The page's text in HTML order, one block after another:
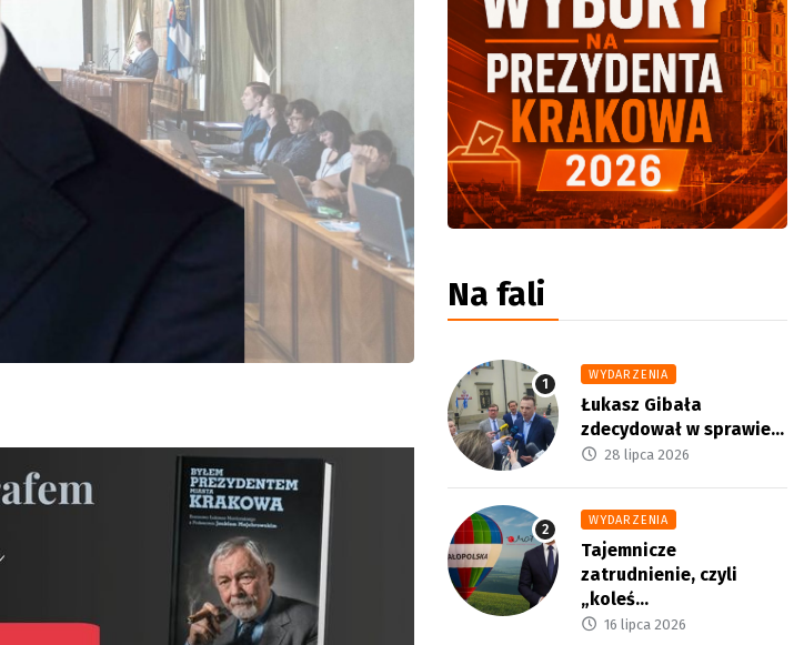
Na fali
WYDARZENIA
Łukasz Gibała
zdecydował w sprawie...
28 lipca 2026
WYDARZENIA
Tajemnicze
zatrudnienie, czyli
„koleś...
16 lipca 2026